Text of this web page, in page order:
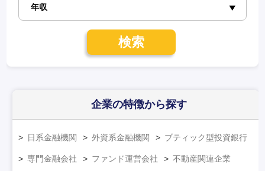
検索
企業の特徴から探す
日系金融機関 外資系金融機関 ブティック型投資銀行
専門金融会社 ファンド運営会社 不動産関連企業